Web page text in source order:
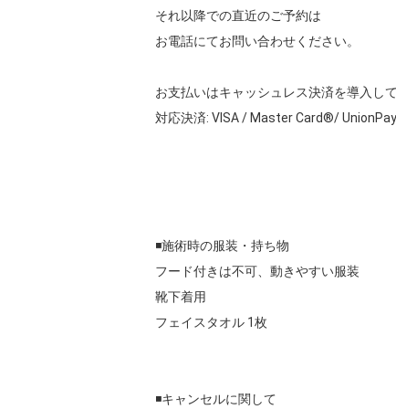
それ以降での直近のご予約は
お電話にてお問い合わせください。
お支払いはキャッシュレス決済を導入して
対応決済: VISA / Master Card®️/
◾️施術時の服装・持ち物
フード付きは不可、動きやすい服装
靴下着用
フェイスタオル 1枚
◾️キャンセルに関して